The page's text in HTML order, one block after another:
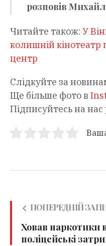
розповів
Читайте також: У
колишній кінотеатр
центр
Слідкуйте за
Ще більше фото в
Підписуйтесь на нас
ПОПЕРЕДНІЙ
Ховав наркотики
поліцейські